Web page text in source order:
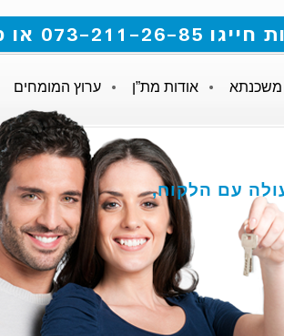
את הטופס
משכנתא אודות מת”ן ערוץ המומחים
עם הלקוח,